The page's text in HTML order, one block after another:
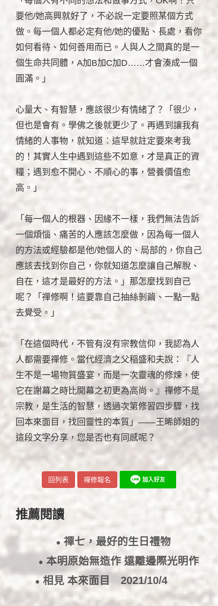
要他/她高興就好了，不必說一定要照某個方式
做。每一個人都必定有他/她的優點、長處，看你
如何看待、如何善用而已。人與人之間真的是一
個生命共同體，A加B加C加D……才會湊成一個
圓滿。」
心量大、有智慧，應該很少有情緒了？「很少，
但也是會有。學佛之後就更少了。再遇到讓我有
情緒的人事物，就知道︰這早就註定要來考我
的！其實人生中遇到這些不如意，才是真正的資
糧；遇到愈不開心、不順心的事，營養價值愈
高。」
「每一個人的根器、因緣不一樣，我們無法告訴
一個煩惱、痛苦的人應該怎麼做，因為每一個人
的方法或經驗都是他/她個人的、局部的，你自己
應該去找到你自己，你就知道怎麼讓自己解脫、
自在，這才是最好的方法。」那怎麼找到自己
呢？「禪修啊！這要靠自己抽絲剝繭、一點一點
去覺受。」
「在這個時代，不管有沒有宗教信仰，我認為人
人都需要禪修。當代經濟之父稲盛和夫說：『人
生不是一場物質盛宴，而是一次靈魂的修煉，使
它在謝幕之時比開幕之初更為高尚。』禪修不是
宗教，是生活的智慧，透過次第修習四步驟，找
回本來面目，找回靈性的本質」——王晞師姐的
這段文字分享，您是否也有同感呢？
回列表 禪修報名
推薦閱讀
● 禪七，最好的生日禮物
● 本明原始無造作 遠離邊際光明作
供養2021/10/8
● 相見 本來面目 2021/10/4